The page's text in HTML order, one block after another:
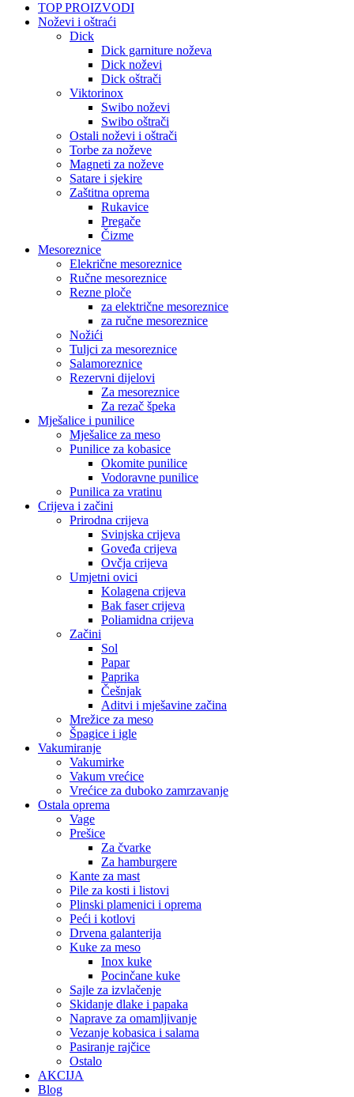
TOP PROIZVODI
Noževi i oštraći
Dick
Dick garniture noževa
Dick noževi
Dick oštrači
Viktorinox
Swibo noževi
Swibo oštrači
Ostali noževi i oštrači
Torbe za noževe
Magneti za noževe
Satare i sjekire
Zaštitna oprema
Rukavice
Pregače
Čizme
Mesoreznice
Elekrične mesoreznice
Ručne mesoreznice
Rezne ploče
za električne mesoreznice
za ručne mesoreznice
Nožići
Tuljci za mesoreznice
Salamoreznice
Rezervni dijelovi
Za mesoreznice
Za rezač špeka
Mješalice i punilice
Mješalice za meso
Punilice za kobasice
Okomite punilice
Vodoravne punilice
Punilica za vratinu
Crijeva i začini
Prirodna crijeva
Svinjska crijeva
Goveđa crijeva
Ovčja crijeva
Umjetni ovici
Kolagena crijeva
Bak faser crijeva
Poliamidna crijeva
Začini
Sol
Papar
Paprika
Češnjak
Aditvi i mješavine začina
Mrežice za meso
Špagice i igle
Vakumiranje
Vakumirke
Vakum vrećice
Vrećice za duboko zamrzavanje
Ostala oprema
Vage
Prešice
Za čvarke
Za hamburgere
Kante za mast
Pile za kosti i listovi
Plinski plamenici i oprema
Peći i kotlovi
Drvena galanterija
Kuke za meso
Inox kuke
Pocinčane kuke
Sajle za izvlačenje
Skidanje dlake i papaka
Naprave za omamljivanje
Vezanje kobasica i salama
Pasiranje rajčice
Ostalo
AKCIJA
Blog